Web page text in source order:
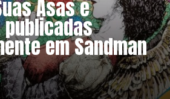
Asas e
publicadas
em Sandman